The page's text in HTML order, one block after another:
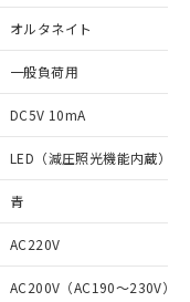
オルタネイト
一般負荷用
DC5V 10mA
LED（減圧照光機能内蔵）
青
AC220V
AC200V（AC190～230V）